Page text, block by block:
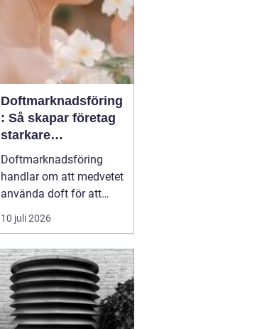
stand...
Doftmarknadsföring
: Så skapar företag
starkare
kundupplevelser
Doftmarknadsföring
handlar om att medvetet
använda doft för att
påverka känslor,
beteenden och
miljö. Företag inom
handel, hotell, kontor och
offentlig service
använder i dag doft som
10 juli 2026